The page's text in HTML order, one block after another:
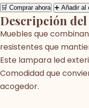
🛒 Comprar ahora ➕ Añadir al
Descripción
Muebles que
resistentes que
Este lampara led
Comodidad que
acogedor.